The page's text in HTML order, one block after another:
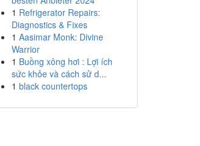
1 Refrigerator Repairs:
Diagnostics & Fixes
1 Aasimar Monk: Divine
Warrior
1 Buồng xông hơi : Lợi ích
sức khỏe và cách sử d...
1 black countertops